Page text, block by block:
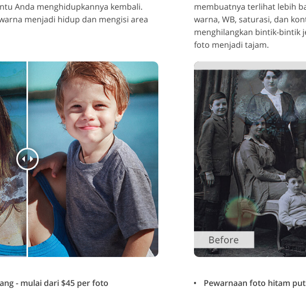
Anda menghidupkannya kembali.
menjadi hidup dan mengisi area
membuatnya terlihat lebih
warna, WB, saturasi, dan
menghilangkan bintik-bintik
foto menjadi tajam.
- mulai dari $45 per foto
Pewarnaan foto hitam